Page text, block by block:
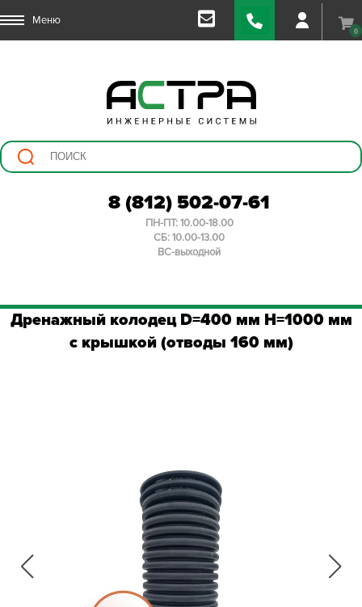
Меню
0
8 (812) 502-07-61
ПН-ПТ: 10.00-18.00
СБ: 10.00-13.00
ВС-выходной
Дренажный колодец D=400 мм H=1000 мм
с крышкой (отводы 160 мм)